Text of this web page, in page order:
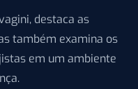
destaca as
também examina os
em um ambiente